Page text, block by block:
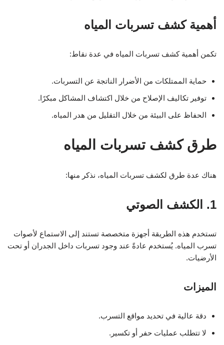
أهمية كشف تسربات المياه
تكمن أهمية كشف تسربات المياه في عدة نقاط:
حماية الممتلكات من الأضرار الناتجة عن التسربات.
توفير تكاليف الإصلاح من خلال اكتشاف المشاكل مبكرًا.
الحفاظ على البيئة من خلال التقليل من هدر المياه.
طرق كشف تسربات المياه
هناك عدة طرق لكشف تسربات المياه، نذكر منها:
1. الكشف الصوتي
تستخدم هذه الطريقة أجهزة متخصصة تستند إلى الاستماع لأصوات
تسرب المياه. يُستخدم عادةً عند وجود تسربات داخل الجدران أو تحت
الأرضيات.
الميزات
دقة عالية في تحديد مواقع التسرب.
لا تتطلب عمليات حفر أو تكسير.